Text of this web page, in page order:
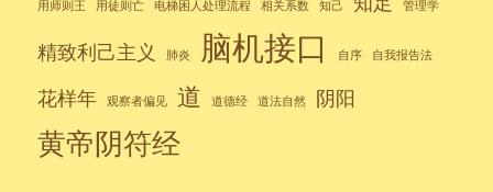
用师则王 用徒则亡 电梯困人处理流程 相关系数 知己 管理学
精致利己主义 肺炎 脑机接口 自序 自我报告法
花样年 观察者偏见 道 道德经 道法自然 阴阳
黄帝阴符经